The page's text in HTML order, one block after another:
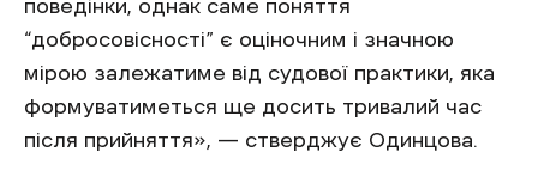
поведінки, однак саме поняття
“добросовісності” є оціночним і значною
мірою залежатиме від судової практики, яка
формуватиметься ще досить тривалий час
після прийняття», — стверджує Одинцова.